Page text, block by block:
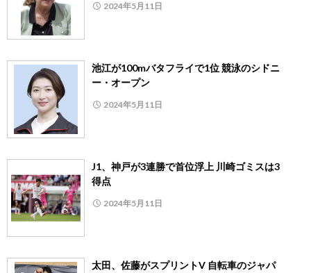
2024年5月11日
池江が100mバタフライで1位 競泳のシドニ
ー・オープン
2024年5月11日
J1、神戸が3連勝で首位浮上 川崎ゴミスは3
得点
2024年5月11日
太田、佐藤がスプリントV 自転車のジャパ